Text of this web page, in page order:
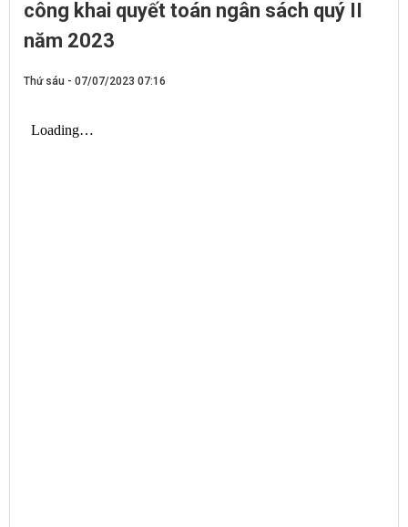
công khai quyết toán ngân sách quý II
năm 2023
Thứ sáu - 07/07/2023 07:16